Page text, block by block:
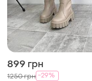
899 грн
1250 грн -29%